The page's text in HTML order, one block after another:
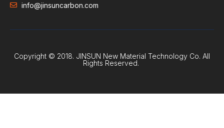
info@jinsuncarbon.com
Copyright © 2018. JINSUN New Material Technology Co. All
Rights Reserved.